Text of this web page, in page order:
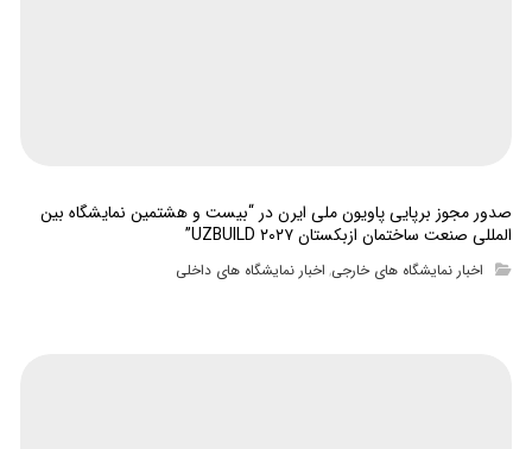
صدور مجوز برپایی پاویون ملی ایرن در “بیست و هشتمین نمایشگاه بین
المللی صنعت ساختمان ازبکستان UZBUILD ۲۰۲۷”
اخبار نمایشگاه های خارجی, اخبار نمایشگاه های داخلی